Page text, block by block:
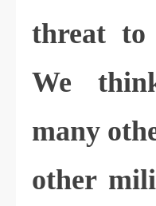
threat
We
many
other